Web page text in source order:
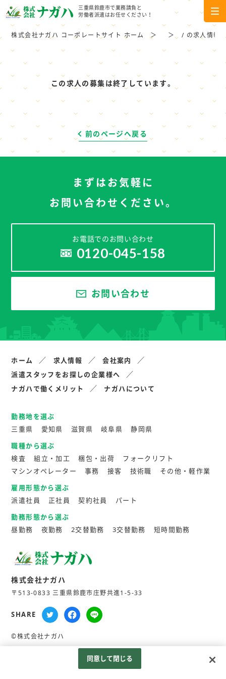
三重県鈴鹿市で業務請負と
労働者派遣はお任せください！
株式会社ナガハ コーポレートサイト ホーム / の求人情報
この求人の募集は終了しています。
前のページへ戻る
まずはお気軽に
お問い合わせください。
お電話でのお問い合わせ
0120-045-158
お問い合わせ
ホーム 求人情報
会社案内
派遣スタッフをお探しの企業様へ
ナガハで働くメリット
ナガハについて
勤務地を選ぶ
三重県
愛知県 滋賀県 岐阜県
静岡県
職種から選ぶ
検査
組立・加工 梱包・出荷
フォークリフト
マシンオペレーター
事務 接客 技術職
その他・軽作業
雇用形態から選ぶ
派遣社員
正社員 契約社員
パート
勤務形態から選ぶ
昼勤務
夜勤務 2交替勤務 3交替勤務 短時間勤務
株式会社ナガハ
〒513-0833 三重県鈴鹿市庄野共進1-5-33
SHARE
©株式会社ナガハ
Googleアナリティクスの利用について
同意して閉じる